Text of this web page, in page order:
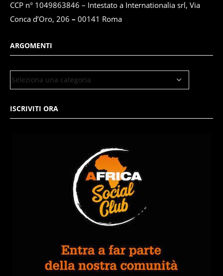
CCP n° 1049863846 – Intestato a Internationalia srl, Via
Conca d’Oro, 206 – 00141 Roma
ARGOMENTI
ISCRIVITI ORA